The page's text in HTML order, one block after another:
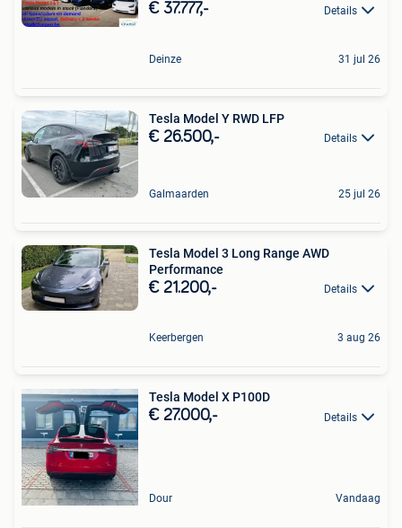
€ 37.777,- Details
Deinze 31 jul 26
Tesla Model Y RWD LFP
€ 26.500,- Details
Galmaarden 25 jul 26
Tesla Model 3 Long Range AWD
Performance
€ 21.200,- Details
Keerbergen 3 aug 26
Tesla Model X P100D
€ 27.000,- Details
Dour Vandaag